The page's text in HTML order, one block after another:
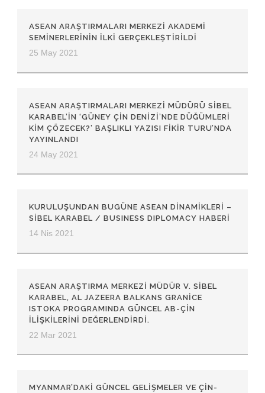
ASEAN ARAŞTIRMALARI MERKEZI AKADEMI
SEMINERLERININ ILKI GERÇEKLEŞTIRILDI
25 May 2021
ASEAN ARAŞTIRMALARI MERKEZI MÜDÜRÜ SIBEL
KARABEL’IN ‘GÜNEY ÇIN DENIZI’NDE DÜĞÜMLERI
KIM ÇÖZECEK?’ BAŞLIKLI YAZISI FIKIR TURU’NDA
YAYINLANDI
24 May 2021
KURULUŞUNDAN BUGÜNE ASEAN DINAMIKLERI –
SIBEL KARABEL / BUSINESS DIPLOMACY HABERI
14 Nis 2021
ASEAN ARAŞTIRMA MERKEZI MÜDÜR V. SIBEL
KARABEL, AL JAZEERA BALKANS GRANICE
ISTOKA PROGRAMINDA GÜNCEL AB-ÇIN
ILIŞKILERINI DEĞERLENDIRDI.
22 Mar 2021
MYANMAR’DAKI GÜNCEL GELIŞMELER VE ÇIN-